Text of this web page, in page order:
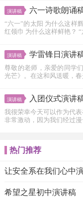
演讲稿 六一诗歌朗诵
“六一”的太阳 为什么这样
红领巾 为什么这样鲜艳？
演讲稿 学雷锋日演讲
尊敬的老师，亲爱的同学
光芒》。在这和风送暖，
演讲稿 入团仪式演讲
我很荣幸今天可以作为代
非常激动，因为我们经过
热门推荐
让安全系在我们心中
希望之星初中演讲稿